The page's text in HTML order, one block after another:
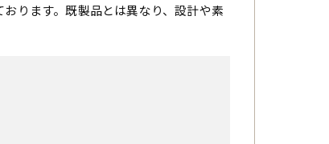
ります。既製品とは異なり、設計や素